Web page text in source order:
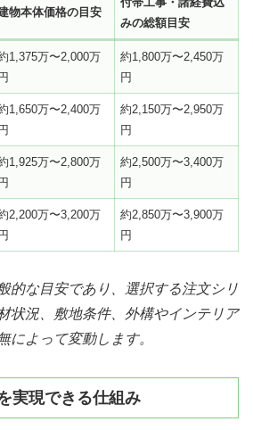
物本体価格の目安
みの総額目安
1,375万〜2,000万
約1,800万〜2,450万
円
1,650万〜2,400万
約2,150万〜2,950万
円
1,925万〜2,800万
約2,500万〜3,400万
円
2,200万〜3,200万
約2,850万〜3,900万
円
的な目安であり、選択する注文シリ
状況、敷地条件、外構やインテリア
によって変動します。
実現できる仕組み